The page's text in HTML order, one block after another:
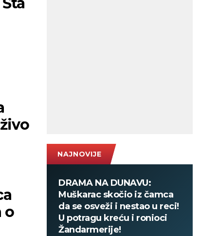
o
NAJNOVIJE
DRAMA NA DUNAVU:
Muškarac skočio iz čamca
da se osveži i nestao u reci!
U potragu kreću i ronioci
Žandarmerije!